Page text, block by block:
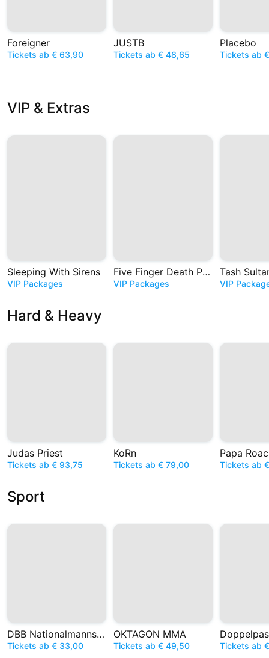
Foreigner
Tickets ab € 63,90
JUSTB
Tickets ab € 48,65
Placebo
Tickets ab
VIP & Extras
Sleeping With Sirens
VIP Packages
Five Finger Death Punch
VIP Packages
Tash
VIP
Hard & Heavy
Judas Priest
Tickets ab € 93,75
KoRn
Tickets ab € 79,00
Papa
Tickets ab
Sport
DBB Nationalmannschaft
Tickets ab € 33,00
OKTAGON MMA
Tickets ab € 49,50 Tickets ab